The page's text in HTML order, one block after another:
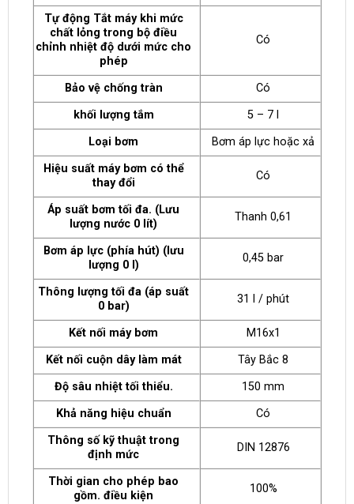
Tự động Tắt máy khi mức
chất lỏng trong bộ điều
chỉnh nhiệt độ dưới mức cho
phép
Có
Bảo vệ chống tràn
Có
khối lượng tắm
5 – 7 l
Loại bơm
Bơm áp lực hoặc xả
Hiệu suất máy bơm có thể
thay đổi
Có
Áp suất bơm tối đa. (Lưu
lượng nước 0 lít)
Thanh 0,61
Bơm áp lực (phía hút) (lưu
lượng 0 l)
0,45 bar
Thông lượng tối đa (áp suất
0 bar)
31 l / phút
Kết nối máy bơm
M16x1
Kết nối cuộn dây làm mát
Tây Bắc 8
Độ sâu nhiệt tối thiểu.
150 mm
Khả năng hiệu chuẩn
Có
Thông số kỹ thuật trong
định mức
DIN 12876
Thời gian cho phép bao
gồm. điều kiện
100%